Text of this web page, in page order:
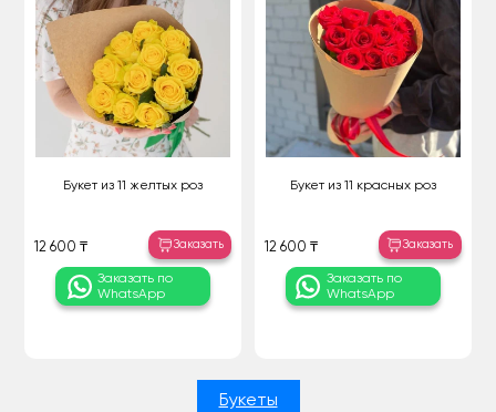
Букет из 11 желтых роз
12 600 ₸ Заказать
Заказать по
WhatsApp
Букет из 11 красных роз
12 600 ₸ Заказать
Заказать по
WhatsApp
Букеты